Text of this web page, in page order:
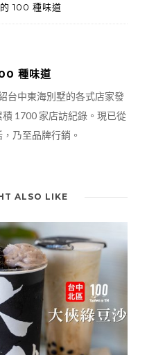
100 種味道
種味道
台中東海別墅的各式店家發
1700 家店訪紀錄。現已從
乃至品牌行銷。
ALSO LIKE